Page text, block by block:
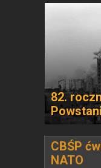
82.
CBŚP
NATO